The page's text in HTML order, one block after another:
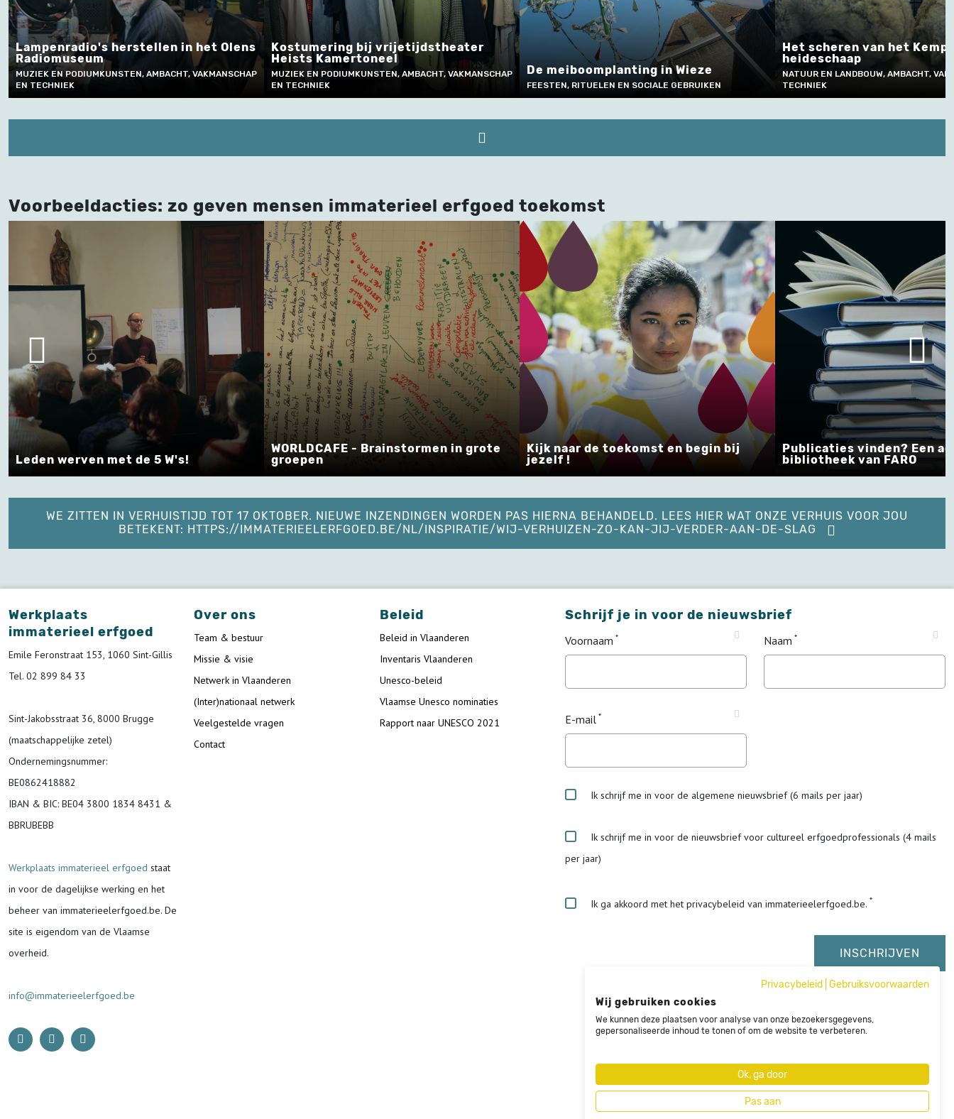
Olens
Kostumering bij vrijetijdstheater
Heists Kamertoneel
MUZIEK EN PODIUMKUNSTEN, AMBACHT, VAKMANSCHAP
EN TECHNIEK
De meiboomplanting in Wieze
FEESTEN, RITUELEN EN SOCIALE GEBRUIKEN
Het scheren van het Kempische
heideschaap
NATUUR EN LANDBOUW, AMBACHT, VAKMANSCHAP EN
TECHNIEK
Dunne en dikke
Herentals
ETEN EN DRINKEN,
Voorbeeldacties: zo geven mensen immaterieel erfgoed toekomst
WORLDCAFE - Brainstormen in grote
groepen
Kijk naar de toekomst en begin bij
Publicaties vinden? Een adres: de
bibliotheek van FARO
De Mechelse
gewaardeerd
WE ZITTEN IN VERHUISTIJD TOT 17 OKTOBER. NIEUWE INZENDINGEN WORDEN PAS HIERNA BEHANDELD. LEES HIER WAT ONZE VERHUIS VOOR JOU
BETEKENT: HTTPS://IMMATERIEELERFGOED.BE/NL/INSPIRATIE/WIJ-VERHUIZEN-ZO-KAN-JIJ-VERDER-AAN-DE-SLAG
Werkplaats
immaterieel erfgoed
Emile Feronstraat 153, 1060 Sint-Gillis
Tel. 02 899 84 33
Sint-Jakobsstraat 36, 8000 Brugge
(maatschappelijke zetel)
Ondernemingsnummer:
BE0862418882
IBAN & BIC: BE04 3800 1834 8431 &
BBRUBEBB
Werkplaats immaterieel erfgoed staat
in voor de dagelijkse werking en het
beheer van immaterieelerfgoed.be. De
site is eigendom van de Vlaamse
overheid.
info@immaterieelerfgoed.be
Over ons
Team & bestuur
Missie & visie
Netwerk in Vlaanderen
(Inter)nationaal netwerk
Veelgestelde vragen
Contact
Beleid
Beleid in Vlaanderen
Inventaris Vlaanderen
Unesco-beleid
Vlaamse Unesco nominaties
Rapport naar UNESCO 2021
Schrijf je in voor de nieuwsbrief
Voornaam Naam
E-mail
Ik schrijf me in voor de algemene nieuwsbrief (6 mails per jaar)
Ik schrijf me in voor de nieuwsbrief voor cultureel erfgoedprofessionals (4 mails
per jaar)
Ik ga akkoord met het privacybeleid van immaterieelerfgoed.be.
Privacybeleid
Gebruiksvoorwaarden
Wij gebruiken cookies
We kunnen deze plaatsen voor analyse van onze bezoekersgegevens,
gepersonaliseerde inhoud te tonen of om de website te verbeteren.
Ok, ga door
Pas aan